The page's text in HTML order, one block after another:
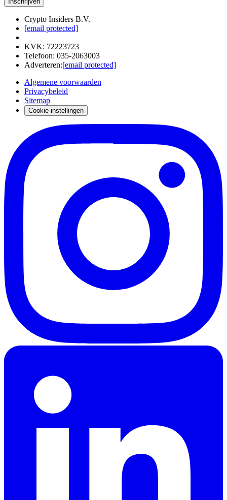
Crypto Insiders B.V.
[email protected]
KVK: 72223723
Telefoon: 035-2063003
Adverteren:[email protected]
Algemene voorwaarden
Privacybeleid
Sitemap
Cookie-instellingen